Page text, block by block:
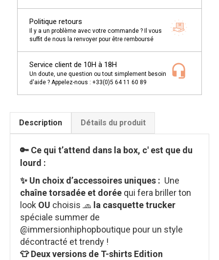
Politique retours
Il y a un problème avec votre commande ? Il vous
suffit de nous la renvoyer pour être remboursé
Service client de 10H à 18H
Un doute, une question ou tout simplement besoin
d'aide ? Appelez-nous : +33(0)5 64 11 60 89
Description Détails du produit
🔑 Ce qui t’attend dans la box, c' est que du
lourd :
✨ Un choix d’accessoires uniques : Une
chaîne torsadée et dorée qui fera briller ton
look OU choisis 🧢 la casquette trucker
spéciale summer de
@immersionhiphopboutique pour un style
décontracté et trendy !
👕 Deux versions de T-shirts Edition